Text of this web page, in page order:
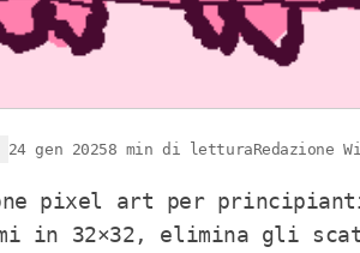
24 gen 20258 min di letturaRedazione
pixel art per
in 32×32, elimina gli